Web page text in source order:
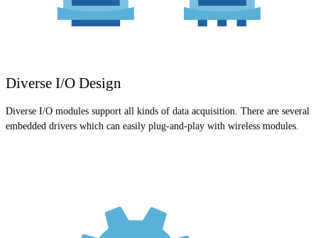
Diverse I/O Design
Diverse I/O modules support all kinds of data acquisition. There are several
embedded drivers which can easily plug-and-play with wireless modules.